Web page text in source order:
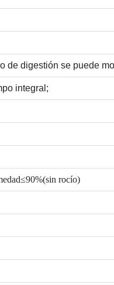
de digestión se puede
integral;
rocío)